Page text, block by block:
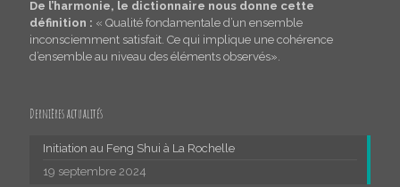
De l’harmonie, le dictionnaire nous donne cette
définition : « Qualité fondamentale d’un ensemble
inconsciemment satisfait. Ce qui implique une cohérence
d’ensemble au niveau des éléments observés».
Dernières actualités
Initiation au Feng Shui à La Rochelle
19 septembre 2024